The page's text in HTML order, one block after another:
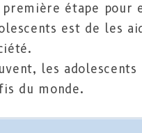
première étape pour
est de les
les
du monde.